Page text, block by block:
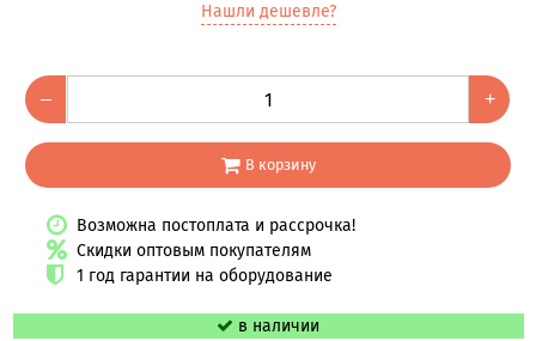
Нашли дешевле?
– +
В корзину
Возможна постоплата и рассрочка!
Скидки оптовым покупателям
1 год гарантии на оборудование
в наличии